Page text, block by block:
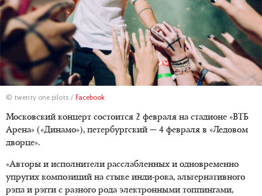
© twenty one pilots / Facebook
Московский концерт состоится 2 февраля на стадионе «ВТБ
Арена» («Динамо»), петербургский — 4 февраля в «Ледовом
дворце».
«Авторы и исполнители расслабленных и одновременно
упругих композиций на стыке инди-рока, альтернативного
рэпа и рэгги с разного рода электронными топпингами,